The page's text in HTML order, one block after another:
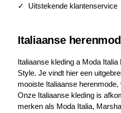
✓ Uitstekende klantenservice
Italiaanse
Italiaanse kleding a Moda Italia
Style. Je vindt hier een
mooiste Italiaanse
Onze Italiaanse kleding is
merken als Moda Italia,